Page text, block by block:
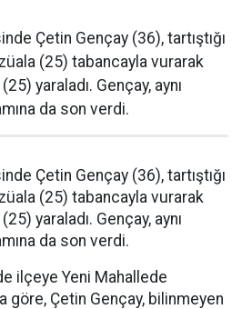
Çetin Gençay (36), tartıştığı
(25) tabancayla vurarak
yaraladı. Gençay, aynı
da son verdi.
Çetin Gençay (36), tartıştığı
(25) tabancayla vurarak
yaraladı. Gençay, aynı
da son verdi.
ilçeye Yeni Mahallede
göre, Çetin Gençay, bilinmeyen